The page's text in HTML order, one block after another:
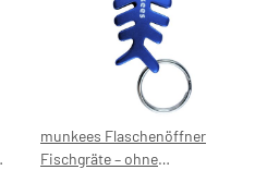
munkees Flaschenöffner
Fischgräte – ohne